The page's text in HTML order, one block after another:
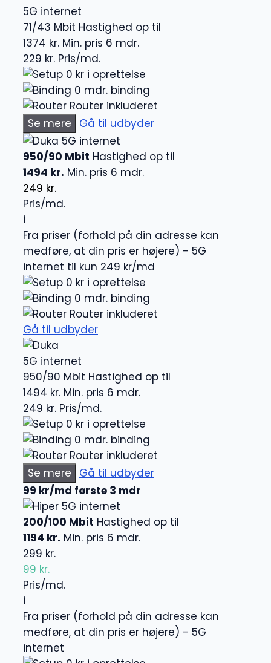
5G internet
71/43 Mbit Hastighed op til
1374 kr. Min. pris 6 mdr.
229 kr. Pris/md.
0 kr i oprettelse
0 mdr. binding
Router inkluderet
Se mere
Gå til udbyder
5G internet
950/90 Mbit Hastighed op til
1494 kr. Min. pris 6 mdr.
249 kr.
Pris/md.
i
Fra priser (forhold på din adresse kan
medføre, at din pris er højere) - 5G
internet til kun 249 kr/md
0 kr i oprettelse
0 mdr. binding
Router inkluderet
Gå til udbyder
5G internet
950/90 Mbit Hastighed op til
1494 kr. Min. pris 6 mdr.
249 kr. Pris/md.
0 kr i oprettelse
0 mdr. binding
Router inkluderet
Se mere
Gå til udbyder
99 kr/md første 3 mdr
5G internet
200/100 Mbit Hastighed op til
1194 kr. Min. pris 6 mdr.
299 kr.
99 kr.
Pris/md.
i
Fra priser (forhold på din adresse kan
medføre, at din pris er højere) - 5G
internet